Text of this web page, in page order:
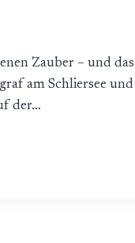
Zauber – und
am Schliersee
der…